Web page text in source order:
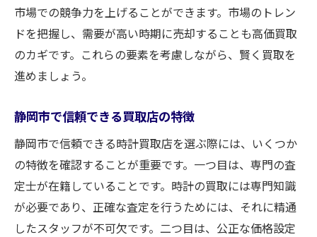
理由
買取大吉新静岡店の強みとは
専門査定士による正確な査定
最新市場相場の追跡と反映
顧客満足度を高めるサービス
時計買取での成功事例紹介
日本ブランドも高価買取静岡市で時計買取の流
れを紹介
セイコーやカシオも高価買取される理由
市場での競争力を上げることができます。市場のトレン
ドを把握し、需要が高い時期に売却することも高価買取
のカギです。これらの要素を考慮しながら、賢く買取を
進めましょう。
静岡市で信頼できる買取店の特徴
静岡市で信頼できる時計買取店を選ぶ際には、いくつか
の特徴を確認することが重要です。一つ目は、専門の査
定士が在籍していることです。時計の買取には専門知識
が必要であり、正確な査定を行うためには、それに精通
したスタッフが不可欠です。二つ目は、公正な価格設定